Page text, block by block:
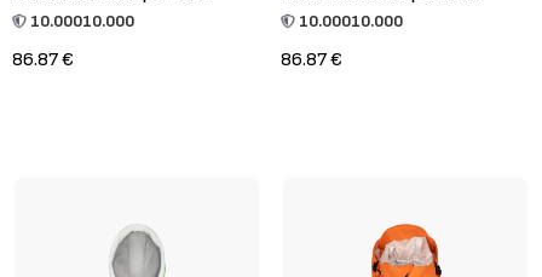
10.00010.000
86.87 €
10.00010.000
86.87 €